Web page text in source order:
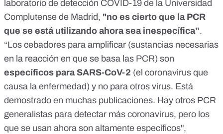
laboratorio de detección COVID-19 de la Universidad
Complutense de Madrid, "no es cierto que la PCR
que se está utilizando ahora sea inespecífica”.
“Los cebadores para amplificar (sustancias necesarias
en la reacción en que se basa las PCR) son
específicos para SARS-CoV-2 (el coronavirus que
causa la enfermedad) y no para otros virus. Está
demostrado en muchas publicaciones. Hay otros PCR
generalistas para detectar más coronavirus, pero los
que se usan ahora son altamente específicos",